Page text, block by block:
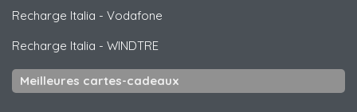
Recharge Italia - Vodafone
Recharge Italia - WINDTRE
Meilleures cartes-cadeaux